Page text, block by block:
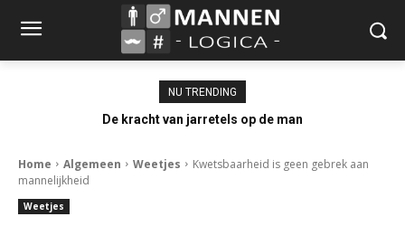
NU TRENDING
De kracht van jarretels op de man
Home Algemeen Weetjes
Kwetsbaarheid is geen gebrek aan
mannelijkheid
Weetjes